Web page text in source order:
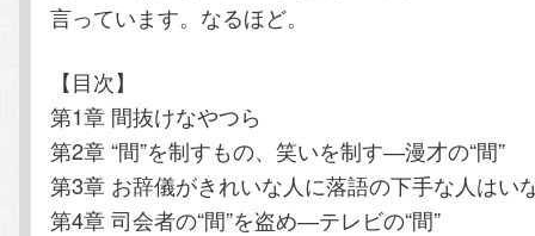
言っています。なるほど。
【目次】
第1章 間抜けなやつら
第2章 “間”を制すもの、笑いを制す―漫才の“間”
第3章 お辞儀がきれいな人に落語の下手な人はい
第4章 司会者の“間”を盗め―テレビの“間”